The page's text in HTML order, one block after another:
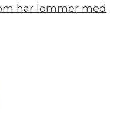
har lommer med